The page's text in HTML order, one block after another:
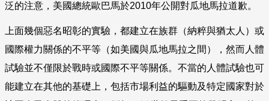
泛的注意，美國總統歐巴馬於2010年公開對瓜地馬拉道歉。
上面幾個惡名昭彰的實驗，都建立在族群（納粹與猶太人）或
國際權力關係的不平等（如美國與瓜地馬拉之間），然而人體
試驗並不僅限於戰時或國際不平等關係。不當的人體試驗也可
能建立在其他的基礎上，包括市場利益的驅動及特定國家對於